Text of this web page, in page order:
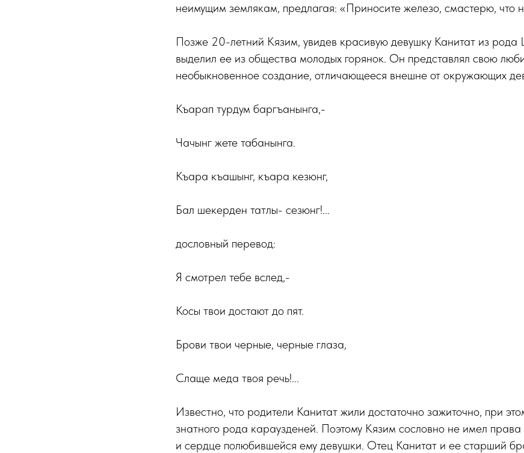
неимущим землякам, предлагая: «Приносите железо, смастерю, что
Позже 20-летний Кязим, увидев красивую девушку Канитат из
выделил ее из общества молодых горянок. Он представлял свою
необыкновенное создание, отличающееся внешне от окружающих
Къарап турдум баргъанынга,-
Чачынг жете табанынга.
Къара къашынг, къара кезюнг,
Бал шекерден татлы- сезюнг!...
дословный перевод:
Я смотрел тебе вслед,-
Косы твои достают до пят.
Брови твои черные, черные глаза,
Слаще меда твоя речь!...
Известно, что родители Канитат жили достаточно зажиточно, при
знатного рода караузденей. Поэтому Кязим сословно не имел права
и сердце полюбившейся ему девушки. Отец Канитат и ее старший